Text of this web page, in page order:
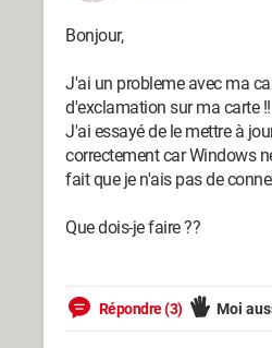
Bonjour,
J'ai un probleme avec ma
d'exclamation sur ma carte !!
J'ai essayé de le mettre à
correctement car Windows
fait que je n'ais pas de
Que dois-je faire ??
Répondre (3) Moi